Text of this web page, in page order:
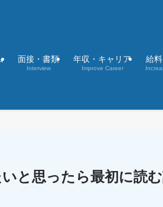
面接・書類
Interview
年収・キャリア
Improve Career
給
と思ったら最初に読